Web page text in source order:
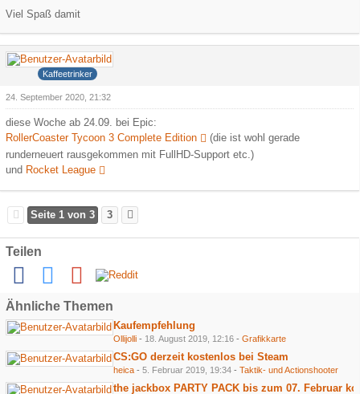
Viel Spaß damit
Hank
Kaffeetrinker
24. September 2020, 21:32
diese Woche ab 24.09. bei Epic:
RollerCoaster Tycoon 3 Complete Edition
(die ist wohl gerade
runderneuert rausgekommen mit FullHD-Support etc.)
und Rocket League
Seite 1 von 3 3
Teilen
Ähnliche Themen
Kaufempfehlung
Ollijolli - 18. August 2019, 12:16 - Grafikkarte
CS:GO derzeit kostenlos bei Steam
heica - 5. Februar 2019, 19:34 - Taktik- und Actionshooter
the jackbox PARTY PACK bis zum 07. Februar